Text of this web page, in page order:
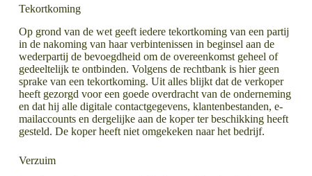
Tekortkoming
Op grond van de wet geeft iedere tekortkoming van een partij
in de nakoming van haar verbintenissen in beginsel aan de
wederpartij de bevoegdheid om de overeenkomst geheel of
gedeeltelijk te ontbinden. Volgens de rechtbank is hier geen
sprake van een tekortkoming. Uit alles blijkt dat de verkoper
heeft gezorgd voor een goede overdracht van de onderneming
en dat hij alle digitale contactgegevens, klantenbestanden, e-
mailaccounts en dergelijke aan de koper ter beschikking heeft
gesteld. De koper heeft niet omgekeken naar het bedrijf.
Verzuim